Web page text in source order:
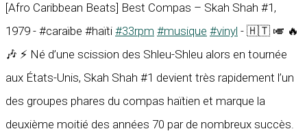
[Afro Caribbean Beats] Best Compas – Skah Shah #1,
1979 - #caraïbe #haïti #33rpm #musique #vinyl - 🇭🇹 🎺 🔥
🎶 ⚡ Né d’une scission des Shleu-Shleu alors en tournée
aux États-Unis, Skah Shah #1 devient très rapidement l’un
des groupes phares du compas haïtien et marque la
deuxième moitié des années 70 par de nombreux succès.